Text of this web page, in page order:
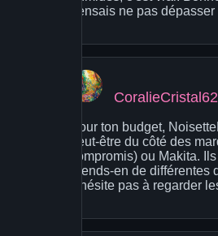
pensais ne pas
CoralieCristal62
Pour ton budget,
peut-être du côté des
compromis) ou Makita.
prends-en de
n'hésite pas à regarder